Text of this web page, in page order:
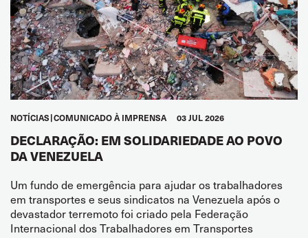
NOTÍCIAS COMUNICADO À IMPRENSA 03 JUL 2026
DECLARAÇÃO: EM SOLIDARIEDADE AO POVO
DA VENEZUELA
Um fundo de emergência para ajudar os trabalhadores
em transportes e seus sindicatos na Venezuela após o
devastador terremoto foi criado pela Federação
Internacional dos Trabalhadores em Transportes